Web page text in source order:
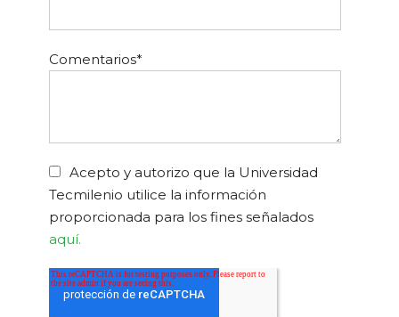
Comentarios*
Acepto y autorizo que la Universidad
Tecmilenio utilice la información
proporcionada para los fines señalados
aquí.